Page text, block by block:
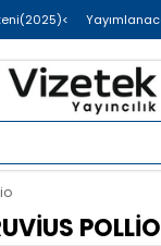
>Atıf Bülteni(2025)
POLLIO